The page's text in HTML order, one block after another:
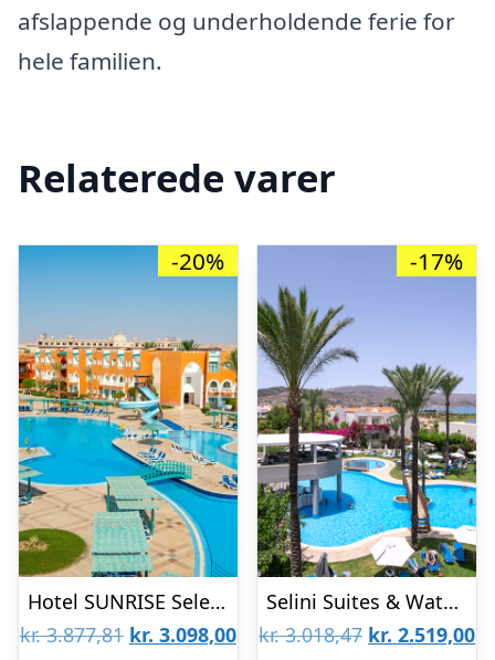
afslappende og underholdende ferie for
hele familien.
Relaterede varer
-20%
Hotel SUNRISE Select Garden Beach
kr.3.877,81 Den
kr. 3.098,00Den
-17%
Selini Suites & Waterpark
kr.3.018,47 Den
kr. 2.519,00